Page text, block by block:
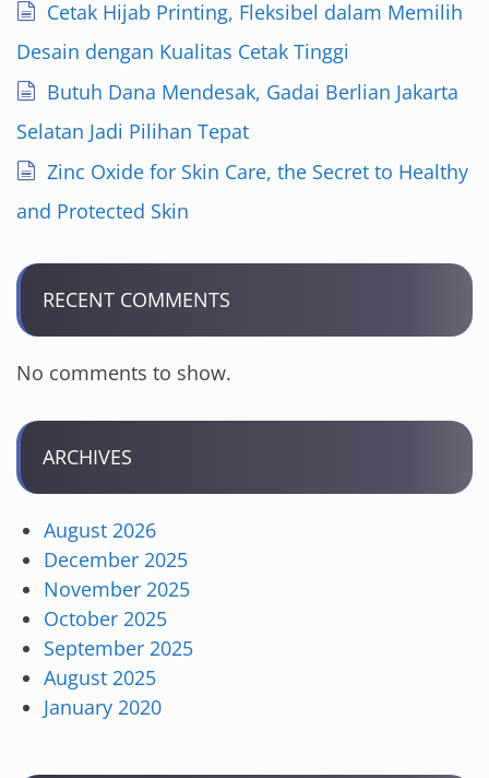
Cetak Hijab Printing, Fleksibel dalam Memilih
Desain dengan Kualitas Cetak Tinggi
Butuh Dana Mendesak, Gadai Berlian Jakarta
Selatan Jadi Pilihan Tepat
Zinc Oxide for Skin Care, the Secret to Healthy
and Protected Skin
RECENT COMMENTS
No comments to show.
ARCHIVES
August 2026
December 2025
November 2025
October 2025
September 2025
August 2025
January 2020